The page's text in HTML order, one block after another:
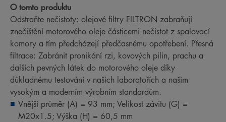
O tomto produktu
Odstraňte nečistoty: olejové filtry FILTRON zabraňují
znečištění motorového oleje částicemi nečistot z spalovací
komory a tím předcházejí předčasnému opotřebení. Přesná
filtrace: Zabránit pronikání rzi, kovových pilin, prachu a
dalších pevných látek do motorového oleje díky
důkladnému testování v našich laboratořích a našim
vysokým a moderním výrobním standardům.
Vnější průměr (A) = 93 mm; Velikost závitu (G) =
M20x1.5; Výška (H) = 60,5 mm